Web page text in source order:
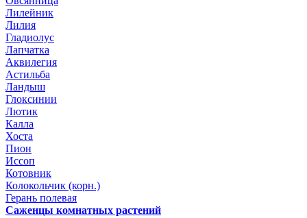
Лилейник
Лилия
Гладиолус
Лапчатка
Аквилегия
Астильба
Ландыш
Глоксинии
Лютик
Калла
Хоста
Пион
Иссоп
Котовник
Колокольчик (корн.)
Герань полевая
Саженцы комнатных растений